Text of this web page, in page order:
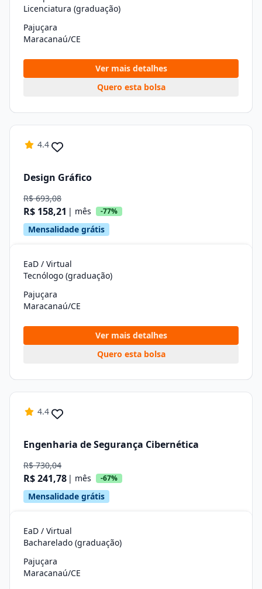
Licenciatura (graduação)
Pajuçara
Maracanaú/CE
Ver mais detalhes
Quero esta bolsa
4.4
Design Gráfico
R$ 693,08
R$ 158,21 | mês -77%
Mensalidade grátis
EaD / Virtual
Tecnólogo (graduação)
Pajuçara
Maracanaú/CE
Ver mais detalhes
Quero esta bolsa
4.4
Engenharia de Segurança Cibernética
R$ 730,04
R$ 241,78 | mês -67%
Mensalidade grátis
EaD / Virtual
Bacharelado (graduação)
Pajuçara
Maracanaú/CE